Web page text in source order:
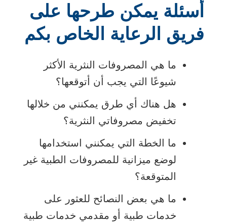
أسئلة يمكن طرحها على
فريق الرعاية الخاص بكم
ما هي المصروفات النثرية الأكثر
شيوعًا التي يجب أن أتوقعها؟
هل هناك أي طرق يمكنني من خلالها
تخفيض مصروفاتي النثرية؟
ما الخطة التي يمكنني استخدامها
لوضع ميزانية للمصروفات الطبية غير
المتوقعة؟
ما هي بعض النصائح للعثور على
خدمات طبية أو مقدمي خدمات طبية